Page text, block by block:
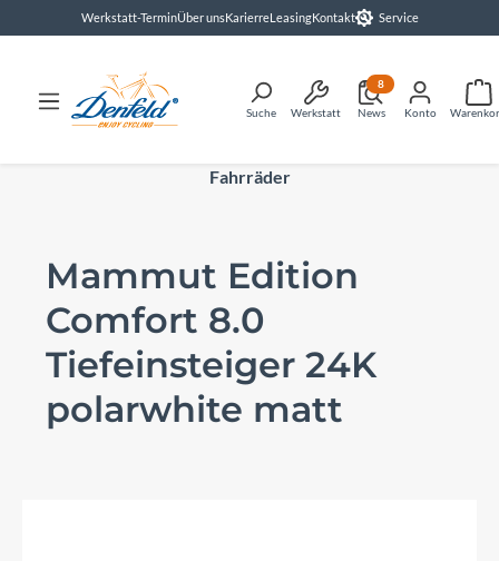
springenWerkstatt-TerminÜber unsKarierreLeasingKontakt Service
Suche Werkstatt News
8
Konto
Fahrräder
Mammut Edition
Comfort 8.0
Tiefeinsteiger 24K
polarwhite matt